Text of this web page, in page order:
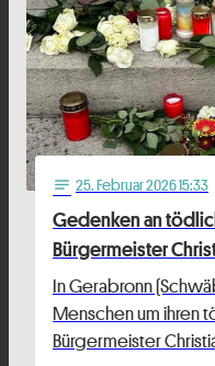
notes 25. Februar 2026 15:33
Gedenken an
Bürgermeister
In Gerabronn
Menschen um ihren
Bürgermeister